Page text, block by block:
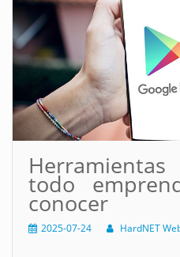
todo
conocer
2025-07-24 HardNET